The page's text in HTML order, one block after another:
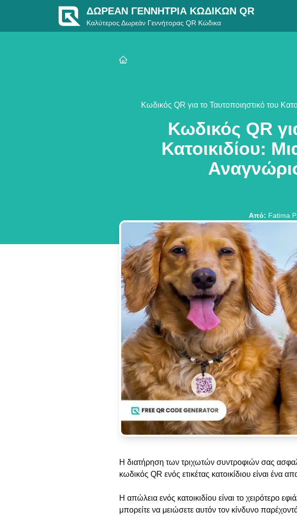
ΔΩΡΕΆΝ ΓΕΝΝΉΤΡΙΑ ΚΩΔΙΚΏΝ QR
Καλύτερος Δωρεάν Γεννήτορας QR Κώδικα
Κωδικός QR για το Ταυτοποιηστικό του
Κωδικός QR
Κατοικιδίου:
Από: Fatima P.
Η διατήρηση των τριχωτών συντροφιών σας
κωδικός QR ενός ετικέτας κατοικίδιου είναι ένα
Η απώλεια ενός κατοικιδίου είναι το χειρότερο
μπορείτε να μειώσετε αυτόν τον κίνδυνο